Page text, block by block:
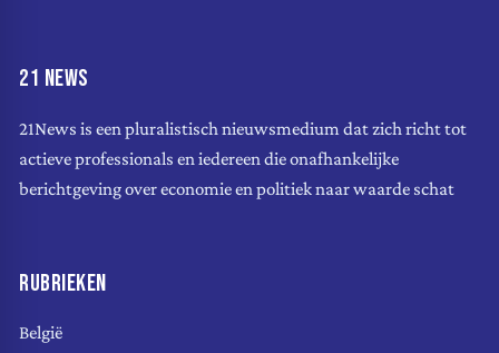
21 NEWS
21News is een pluralistisch nieuwsmedium dat zich richt tot
actieve professionals en iedereen die onafhankelijke
berichtgeving over economie en politiek naar waarde schat
RUBRIEKEN
België